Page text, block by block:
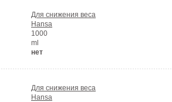
Для снижения веса
Hansa
1000
ml
нет
Для снижения веса
Hansa